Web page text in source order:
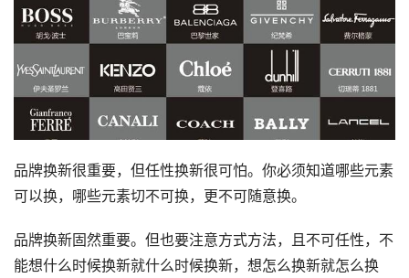
品牌换新很重要，但任性换新很可怕。你必须知道哪些元素
可以换，哪些元素切不可换，更不可随意换。
品牌换新固然重要。但也要注意方式方法，且不可任性，不
能想什么时候换新就什么时候换新，想怎么换新就怎么换